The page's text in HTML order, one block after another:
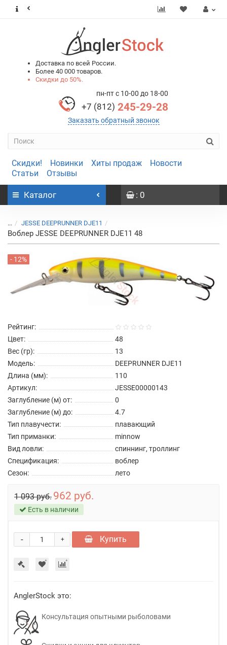
Доставка по всей России.
Более 40 000 товаров.
Скидки до 50%.
пн-пт с 10-00 до 18-00
+7 (812) 245-29-28
Заказать обратный звонок
Скидки! Новинки Хиты продаж
Новости
Статьи
Отзывы
Каталог : 0
... JESSE DEEPRUNNER DJE11
Воблер JESSE DEEPRUNNER DJE11 48
- 12%
Рейтинг:
Цвет:
48
Вес (гр):
13
Модель:
DEEPRUNNER DJE11
Длина (мм):
110
Артикул:
JESSE00000143
Заглубление (м) от:
0
Заглубление (м) до:
4.7
Тип плавучести:
плавающий
Тип приманки:
minnow
Вид ловли:
спиннинг, троллинг
Спецификация:
воблер
Сезон:
лето
1 093 руб. 962 руб.
Есть в наличии
+
- Купить
AnglerStock это:
Консультация опытными рыболовами